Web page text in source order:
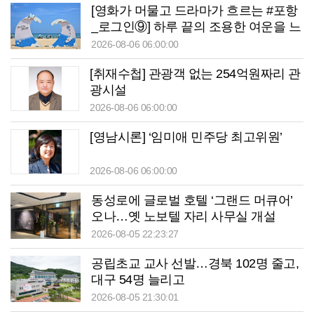
[영화가 머물고 드라마가 흐르는 #포항
_로그인⑨] 하루 끝의 조용한 여운을 느
끼고 싶을 때 ‘월포역’
2026-08-06 06:00:00
[취재수첩] 관광객 없는 254억원짜리 관
광시설
2026-08-06 06:00:00
[영남시론] ‘임미애 민주당 최고위원’
2026-08-06 06:00:00
동성로에 글로벌 호텔 ‘그랜드 머큐어’
오나…옛 노보텔 자리 사무실 개설
2026-08-05 22:23:27
공립초교 교사 선발…경북 102명 줄고,
대구 54명 늘리고
2026-08-05 21:30:01